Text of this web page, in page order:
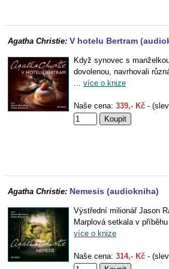
Agatha Christie: V hotelu Bertram
Když synovec s
dovolenou, navrhovali
... více o knize
Naše cena: 339,- Kč -
Agatha Christie: Nemesis (audiokniha)
Výstřední milionář Jason
Marplová setkala v
více o knize
Naše cena: 314,- Kč -